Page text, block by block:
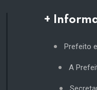
+
Prefeito
A